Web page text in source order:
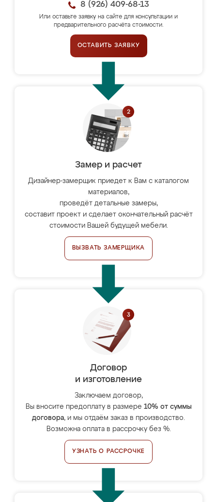
8 (926) 409-68-13
Или оставьте заявку на сайте для консультации и
предварительного расчёта стоимости.
ОСТАВИТЬ ЗАЯВКУ
Замер и расчет
Дизайнер-замерщик приедет к Вам с каталогом
материалов,
проведёт детальные замеры,
составит проект и сделает окончательный расчёт
стоимости Вашей будущей мебели.
ВЫЗВАТЬ ЗАМЕРЩИКА
Договор
и изготовление
Заключаем договор,
Вы вносите предоплату в размере 10% от суммы
договора, и мы отдаём заказ в производство.
Возможна оплата в рассрочку без %.
УЗНАТЬ О РАССРОЧКЕ